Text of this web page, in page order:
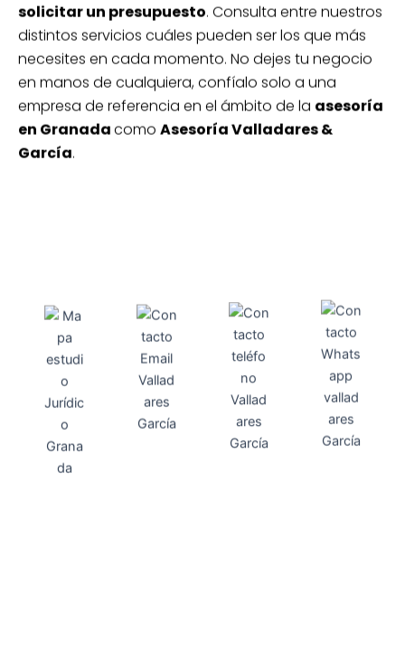
solicitar un presupuesto. Consulta entre nuestros
distintos servicios cuáles pueden ser los que más
necesites en cada momento. No dejes tu negocio
en manos de cualquiera, confíalo solo a una
empresa de referencia en el ámbito de la asesoría
en Granadacomo Asesoría Valladares &
García.